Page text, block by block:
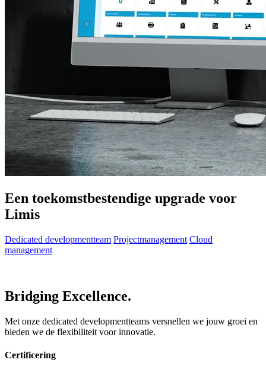
Een toekomstbestendige upgrade voor
Limis
Dedicated developmentteam Projectmanagement Cloud
management
Bridging Excellence.
Met onze dedicated developmentteams versnellen we jouw groei en
bieden we de flexibiliteit voor innovatie.
Certificering